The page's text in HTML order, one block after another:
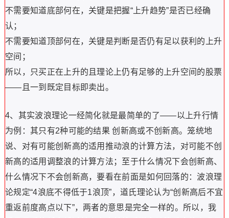
不需要知道底部何在，关键是把握“上升趋势”是否已经确
认；
不需要知道顶部何在，关键是判断是否仍有足以获利的上升
空间；
所以，只买正在上升的且理论上仍有足够的上升空间的股票
——且一到既定目标即卖出。
4、其实波浪理论一经简化就是最简单的了——以上升行情
为例：其只有2种可能的结果 创新高或不创新高。笼统地
说、对有可能创新高的适用推动浪的计算方法，对可能不创
新高的适用调整浪的计算方法；至于什么情况下会创新高、
什么情况下不会创新高，要看在前面是如何回落的：波浪理
论规定“4浪底不得低于1浪顶”，道氏理论认为“创新高后不宜
重返前度高点以下”，两者的意思是完全一样的。所以，我